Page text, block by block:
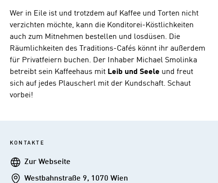
Wer in Eile ist und trotzdem auf Kaffee und Torten nicht
verzichten möchte, kann die Konditorei-Köstlichkeiten
auch zum Mitnehmen bestellen und losdüsen. Die
Räumlichkeiten des Traditions-Cafés könnt ihr außerdem
für Privatfeiern buchen. Der Inhaber Michael Smolinka
betreibt sein Kaffeehaus mit Leib und Seele und freut
sich auf jedes Plauscherl mit der Kundschaft. Schaut
vorbei!
KONTAKTE
WebseiteZur Webseite
Addresse
Westbahnstraße 9, 1070 Wien